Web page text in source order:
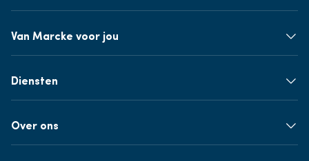
Van Marcke voor jou
Diensten
Over ons